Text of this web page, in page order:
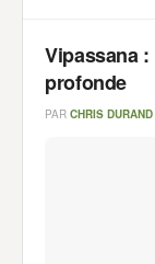
Vipassana
profonde
PAR CHRIS DURAND